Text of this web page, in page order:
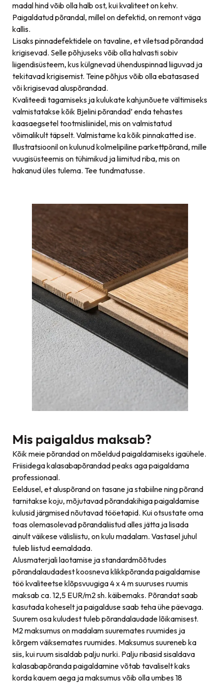
madal hind võib olla halb ost, kui kvaliteet on kehv.
Paigaldatud põrandal, millel on defektid, on remont väga
kallis.
Lisaks pinnadefektidele on tavaline, et viletsad põrandad
krigisevad. Selle põhjuseks võib olla halvasti sobiv
liigendisüsteem, kus külgnevad ühenduspinnad liiguvad ja
tekitavad krigisemist. Teine põhjus võib olla ebatasased
või krigisevad aluspõrandad.
Kvaliteedi tagamiseks ja kulukate kahjunõuete vältimiseks
valmistatakse kõik Bjelini põrandad’ enda tehastes
kaasaegsetel tootmisliinidel, mis on valmistatud
võimalikult täpselt. Valmistame ka kõik pinnakatted ise.
Illustratsioonil on kulunud kolmelipiline parkettpõrand, mille
vuugisüsteemis on tühimikud ja liimitud riba, mis on
hakanud üles tulema. Tee tundmatusse.
Mis paigaldus maksab?
Kõik meie põrandad on mõeldud paigaldamiseks igaühele.
Friisidega kalasabapõrandad peaks aga paigaldama
professionaal.
Eeldusel, et aluspõrand on tasane ja stabiilne ning põrand
tarnitakse koju, mõjutavad põrandakihiga paigaldamise
kulusid järgmised nõutavad tööetapid. Kui otsustate oma
toas olemasolevad põrandaliistud alles jätta ja lisada
ainult väikese välisliistu, on kulu madalam. Vastasel juhul
tuleb liistud eemaldada.
Alusmaterjali laotamise ja standardmõõtudes
põrandalaudadest koosneva klikkpõranda paigaldamise
töö kvaliteetse klõpsvuugiga 4 x 4 m suuruses ruumis
maksab ca. 12,5 EUR/m2 sh. käibemaks. Põrandat saab
kasutada koheselt ja paigalduse saab teha ühe päevaga.
Suurem osa kuludest tuleb põrandalaudade lõikamisest.
M2 maksumus on madalam suuremates ruumides ja
kõrgem väiksemates ruumides. Maksumus suureneb ka
siis, kui ruum sisaldab palju nurki. Palju ribasid sisaldava
kalasabapõranda paigaldamine võtab tavaliselt kaks
korda kauem aega ja maksumus võib olla umbes 18